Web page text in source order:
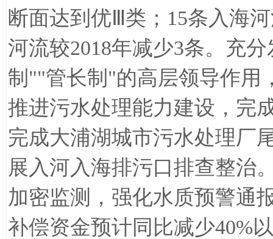
断面达到优Ⅲ类； 15条入海
河流较2018年减少3条。充分
制 ""管长制 "的高层领导作用
推进污水处理能力建设，完
完成大浦湖城市污水处理厂
展入河入海排污口排查整治
加密监测，强化水质预警通
补偿资金预计同比减少40%